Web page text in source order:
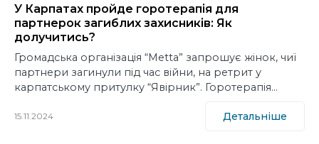
У Карпатах пройде горотерапія для
партнерок загиблих захисників: Як
долучитись?
Громадська організація “Metta” запрошує жінок, чиї
партнери загинули під час війни, на ретрит у
карпатському притулку “Явірник”. Горотерапія…
15.11.2024 Детальніше